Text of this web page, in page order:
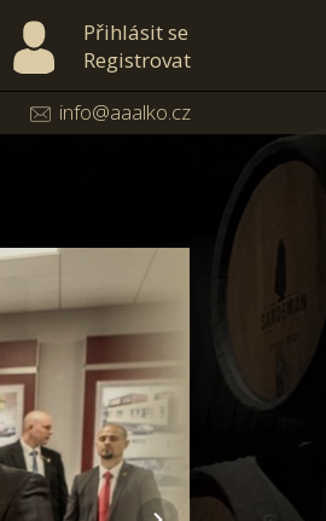
Přihlásit se
Registrovat
info@aaalko.cz